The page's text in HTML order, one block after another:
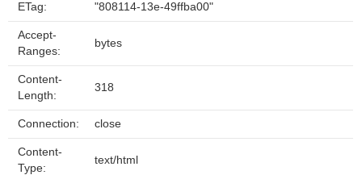
ETag: "808114-13e-49ffba00"
Accept-
Ranges:
bytes
Content-
Length:
318
Connection: close
Content-
Type:
text/html